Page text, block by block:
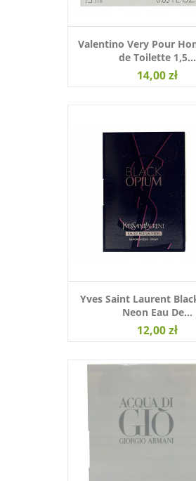
Valentino Very Pour
de Toilette 1,5...
14,00 zł
Yves Saint Laurent
Neon Eau De...
12,00 zł